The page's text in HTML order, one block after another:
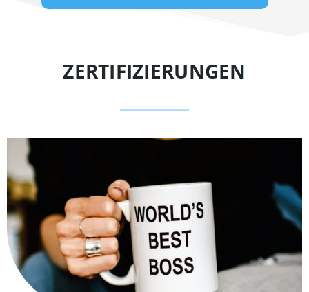
ZERTIFIZIERUNGEN